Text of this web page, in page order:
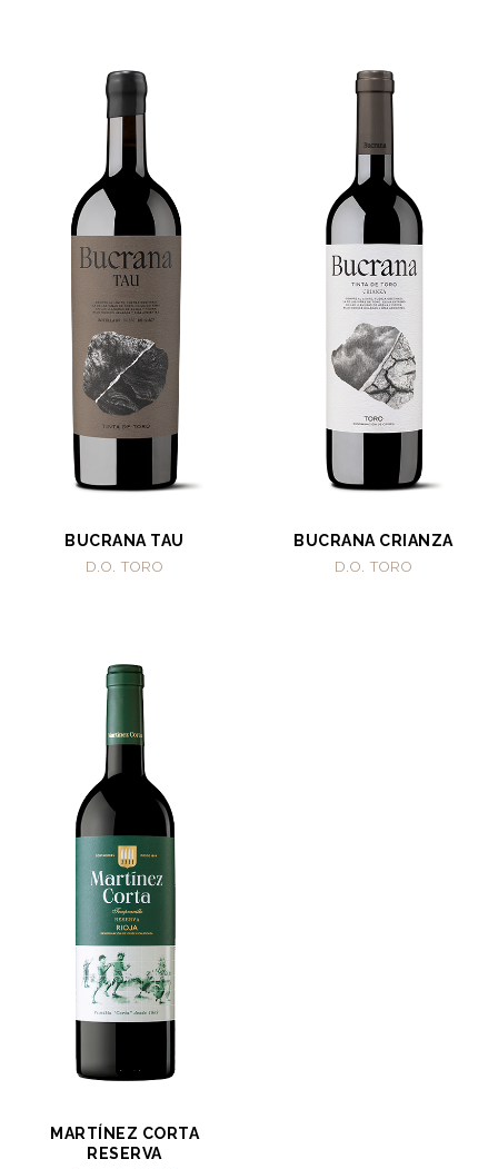
BUCRANA TAU
D.O. TORO
BUCRANA CRIANZA
D.O. TORO
MARTÍNEZ CORTA
RESERVA